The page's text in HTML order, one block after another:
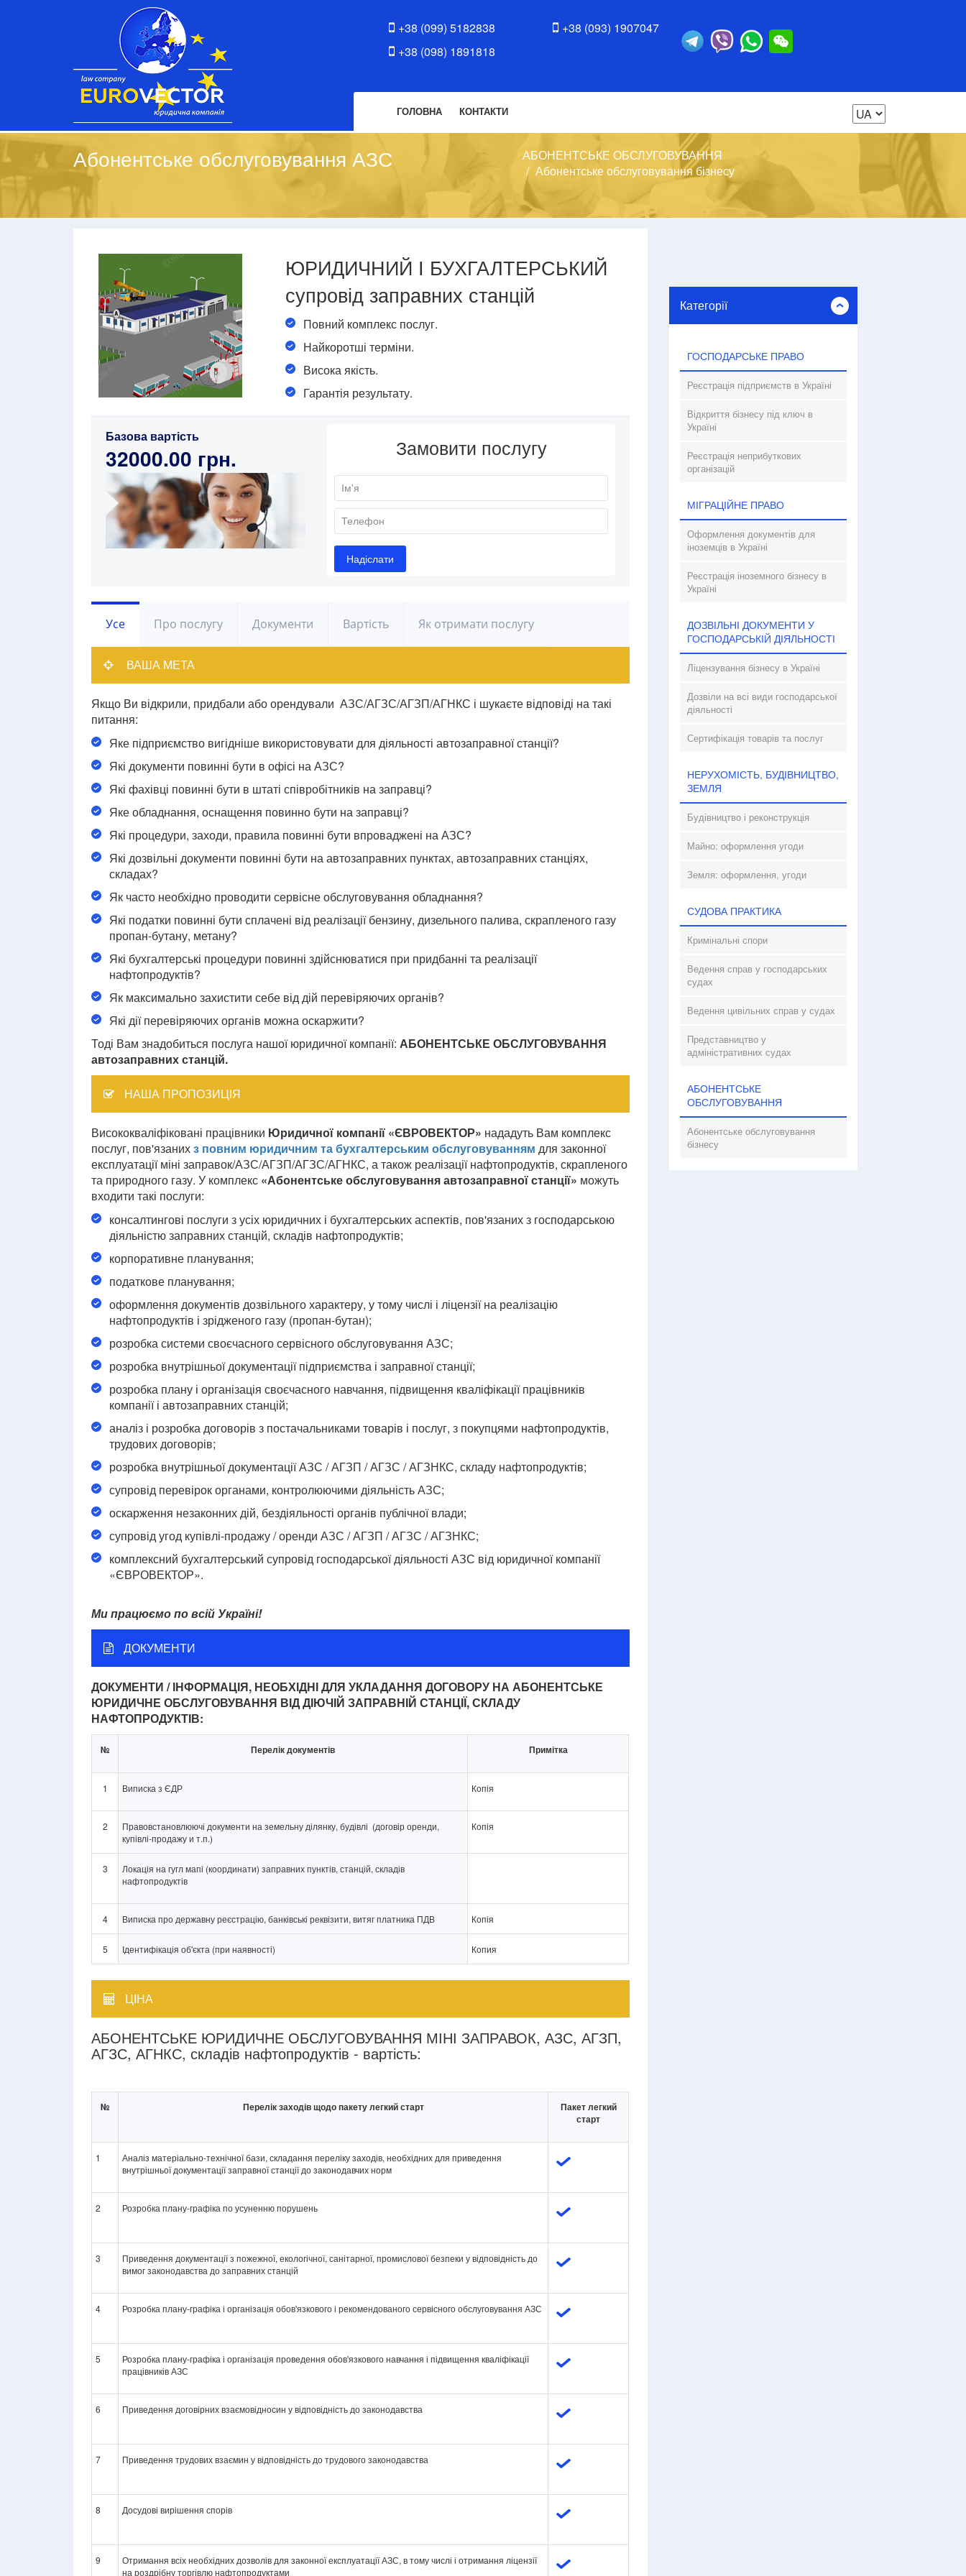
+38 (099) 5182838
+38 (098) 1891818
+38 (093) 1907047
ГОЛОВНА КОНТАКТИ
Абонентське обслуговування АЗС
АБОНЕНТСЬКЕ ОБСЛУГОВУВАННЯ
Абонентське обслуговування бізнесу
ЮРИДИЧНИЙ І БУХГАЛТЕРСЬКИЙ
супровід заправних станцій
Повний комплекс послуг.
Найкоротші терміни.
Висока якість.
Гарантія результату.
Базова вартість
32000.00 грн.
Усе Про послугу Документи Вартість Як отримати послугу
ВАША МЕТА
Якщо Ви відкрили, придбали або орендували АЗС/АГЗС/АГЗП/АГНКС і шукаєте відповіді на такі
питання:
Яке підприємство вигідніше використовувати для діяльності автозаправної станції?
Які документи повинні бути в офісі на АЗС?
Які фахівці повинні бути в штаті співробітників на заправці?
Яке обладнання, оснащення повинно бути на заправці?
Які процедури, заходи, правила повинні бути впроваджені на АЗС?
Які дозвільні документи повинні бути на автозаправних пунктах, автозаправних станціях,
складах?
Як часто необхідно проводити сервісне обслуговування обладнання?
Які податки повинні бути сплачені від реалізації бензину, дизельного палива, скрапленого газу
пропан-бутану, метану?
Які бухгалтерські процедури повинні здійснюватися при придбанні та реалізації
нафтопродуктів?
Як максимально захистити себе від дій перевіряючих органів?
Які дії перевіряючих органів можна оскаржити?
Тоді Вам знадобиться послуга нашої юридичної компанії: АБОНЕНТСЬКЕ ОБСЛУГОВУВАННЯ
автозаправних станцій.
НАША ПРОПОЗИЦІЯ
Висококваліфіковані працівники Юридичної компанії «ЄВРОВЕКТОР» нададуть Вам комплекс
послуг, пов'язанихз повним юридичним табухгалтерським обслуговуванням для законної
експлуатації міні заправок/АЗС/АГЗП/АГЗС/АГНКС, а також реалізації нафтопродуктів, скрапленого
та природного газу. У комплекс «Абонентське обслуговування автозаправної станції» можуть
входити такі послуги:
консалтингові послуги з усіх юридичних і бухгалтерських аспектів, пов'язаних з господарською
діяльністю заправних станцій, складів нафтопродуктів;
корпоративне планування;
податкове планування;
оформлення документів дозвільного характеру, у тому числі і ліцензії на реалізацію
нафтопродуктів і зрідженого газу (пропан-бутан);
розробка системи своєчасного сервісного обслуговування АЗС;
розробка внутрішньої документації підприємства і заправної станції;
розробка плану і організація своєчасного навчання, підвищення кваліфікації працівників
компанії і автозаправних станцій;
аналіз і розробка договорів з постачальниками товарів і послуг, з покупцями нафтопродуктів,
трудових договорів;
розробка внутрішньої документації АЗС / АГЗП / АГЗС / АГЗНКС, складу нафтопродуктів;
супровід перевірок органами, контролюючими діяльність АЗС;
оскарження незаконних дій, бездіяльності органів публічної влади;
супровід угод купівлі-продажу / оренди АЗС / АГЗП / АГЗС / АГЗНКС;
комплексний бухгалтерський супровід господарської діяльності АЗС від юридичної компанії
«ЄВРОВЕКТОР».
Ми працюємо по всій Україні!
ДОКУМЕНТИ
ДОКУМЕНТИ / ІНФОРМАЦІЯ, НЕОБХІДНІ ДЛЯ УКЛАДАННЯ ДОГОВОРУ НА АБОНЕНТСЬКЕ
ЮРИДИЧНЕ ОБСЛУГОВУВАННЯ ВІД ДІЮЧІЙ ЗАПРАВНІЙ СТАНЦІЇ, СКЛАДУ
НАФТОПРОДУКТІВ:
№ Перелік документів Примітка
1 Виписка з ЄДР Копія
2
Правовстановлюючі документи на земельну ділянку, будівлі (договір оренди,
купівлі-продажу и т.п.)
Копія
3
Локація на гугл мапі (координати) заправних пунктів, станцій, складів
нафтопродуктів
4 Виписка про державну реєстрацію, банківські реквізити, витяг платника ПДВ Копія
5 Ідентифікація об'єкта (при наявності) Копия
ЦІНА
АБОНЕНТСЬКЕ ЮРИДИЧНЕ ОБСЛУГОВУВАННЯ МІНІ ЗАПРАВОК, АЗС, АГЗП,
АГЗС, АГНКС, складів нафтопродуктів - вартість:
№ Перелік заходів щодо пакету легкий старт
Пакет легкий
старт
1
Аналіз матеріально-технічної бази, складання переліку заходів, необхідних для приведення
внутрішньої документації заправної станції до законодавчих норм
2 Розробка плану-графіка по усуненню порушень
3
Приведення документації з пожежної, екологічної, санітарної, промислової безпеки у відповідність до
вимог законодавства до заправних станцій
4 Розробка плану-графіка і організація обов'язкового і рекомендованого сервісного обслуговування АЗС
5
Розробка плану-графіка і організація проведення обов'язкового навчання і підвищення кваліфікації
працівників АЗС
6 Приведення договірних взаємовідносин у відповідність до законодавства
7 Приведення трудових взаємин у відповідність до трудового законодавства
8 Досудові вирішення спорів
9
Отримання всіх необхідних дозволів для законної експлуатації АЗС, в тому числі і отримання ліцензії
на роздрібну торгівлю нафтопродуктами
Категорії
ГОСПОДАРСЬКЕ ПРАВО
Реєстрація підприємств в Україні
Відкриття бізнесу під ключ в
Україні
Реєстрація неприбуткових
організацій
МІГРАЦІЙНЕ ПРАВО
Оформлення документів для
іноземців в Україні
Реєстрація іноземного бізнесу в
Україні
ДОЗВІЛЬНІ ДОКУМЕНТИ У
ГОСПОДАРСЬКІЙ ДІЯЛЬНОСТІ
Ліцензування бізнесу в Україні
Дозвіли на всі види господарської
діяльності
Сертифікація товарів та послуг
НЕРУХОМІСТЬ, БУДІВНИЦТВО,
ЗЕМЛЯ
Будівництво і реконструкція
Майно: оформлення угоди
Земля: оформлення, угоди
СУДОВА ПРАКТИКА
Кримінальні спори
Ведення справ у господарських
судах
Ведення цивільних справ у судах
Представництво у
адміністративних судах
АБОНЕНТСЬКЕ
ОБСЛУГОВУВАННЯ
Абонентське обслуговування
бізнесу